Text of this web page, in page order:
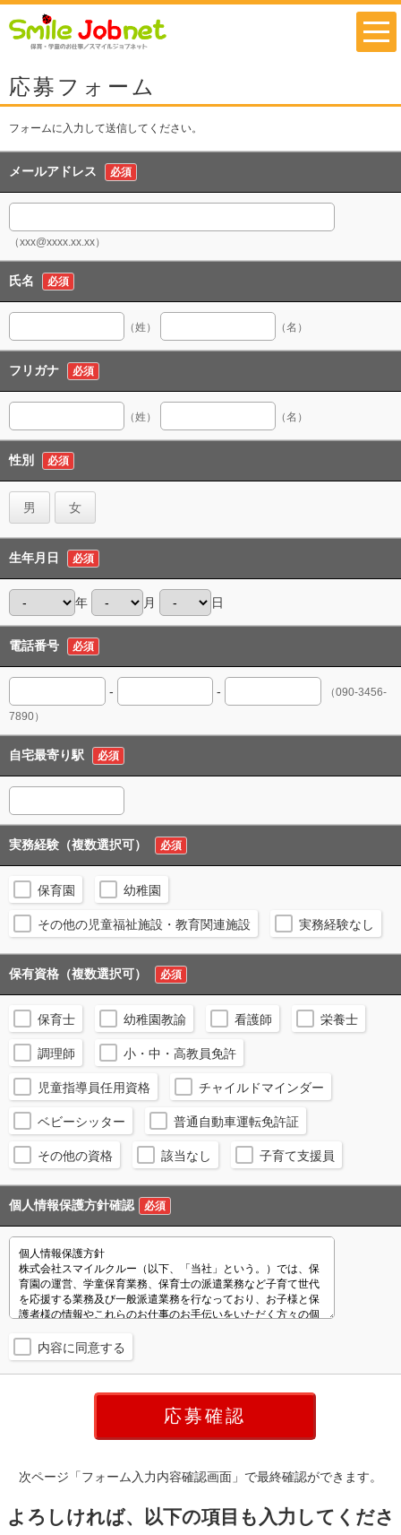
応募フォーム
フォームに入力して送信してください。
メールアドレス 必須
（xxx@xxxx.xx.xx）
氏名 必須
（姓） （名）
フリガナ 必須
（姓） （名）
性別 必須
男 女
生年月日 必須
年 月 日
電話番号 必須
- -
（090-3456-
7890）
自宅最寄り駅 必須
実務経験（複数選択可） 必須
保育園 幼稚園
その他の児童福祉施設・教育関連施設 実務経験なし
保有資格（複数選択可） 必須
保育士 幼稚園教諭 看護師 栄養士
調理師 小・中・高教員免許
児童指導員任用資格 チャイルドマインダー
ベビーシッター 普通自動車運転免許証
その他の資格 該当なし 子育て支援員
個人情報保護方針確認 必須
内容に同意する
次ページ「フォーム入力内容確認画面」で最終確認ができます。
よろしければ、以下の項目も入力してくださ